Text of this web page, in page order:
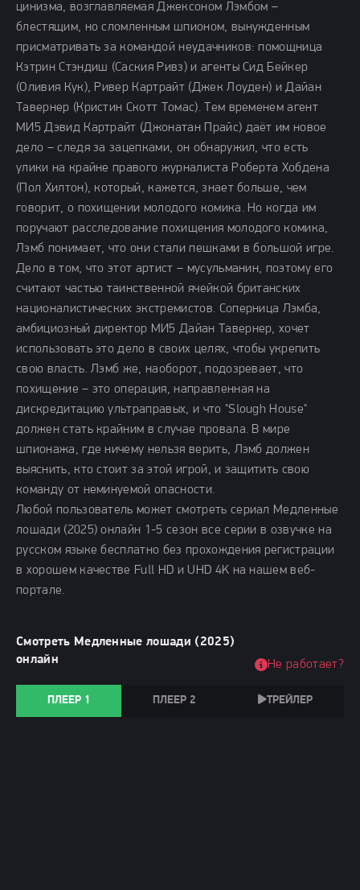
цинизма, возглавляемая Джексоном Лэмбом –
блестящим, но сломленным шпионом, вынужденным
присматривать за командой неудачников: помощница
Кэтрин Стэндиш (Саския Ривз) и агенты Сид Бейкер
(Оливия Кук), Ривер Картрайт (Джек Лоуден) и Дайан
Тавернер (Кристин Скотт Томас). Тем временем агент
МИ5 Дэвид Картрайт (Джонатан Прайс) даёт им новое
дело – следя за зацепками, он обнаружил, что есть
улики на крайне правого журналиста Роберта Хобдена
(Пол Хилтон), который, кажется, знает больше, чем
говорит, о похищении молодого комика. Но когда им
поручают расследование похищения молодого комика,
Лэмб понимает, что они стали пешками в большой игре.
Дело в том, что этот артист – мусульманин, поэтому его
считают частью таинственной ячейкой британских
националистических экстремистов. Соперница Лэмба,
амбициозный директор МИ5 Дайан Тавернер, хочет
использовать это дело в своих целях, чтобы укрепить
свою власть. Лэмб же, наоборот, подозревает, что
похищение – это операция, направленная на
дискредитацию ультраправых, и что "Slough House"
должен стать крайним в случае провала. В мире
шпионажа, где ничему нельзя верить, Лэмб должен
выяснить, кто стоит за этой игрой, и защитить свою
команду от неминуемой опасности.
Любой пользователь может смотреть сериал Медленные
лошади (2025) онлайн 1-5 сезон все серии в озвучке на
русском языке бесплатно без прохождения регистрации
в хорошем качестве Full HD и UHD 4K на нашем веб-
портале.
Смотреть Медленные лошади (2025)
онлайн
ПЛЕЕР 1 ПЛЕЕР 2 ТРЕЙЛЕР
Не работает?